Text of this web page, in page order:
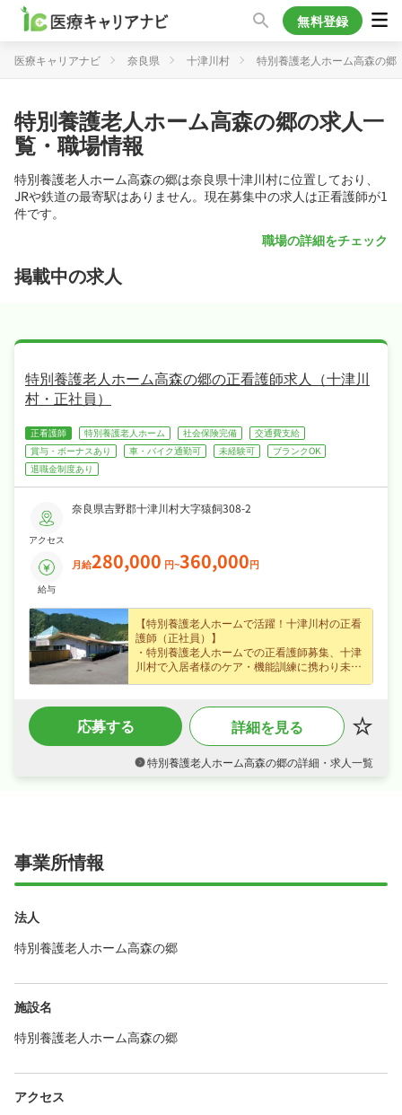
無料登録
医療キャリアナビ 奈良県 十津川村 特別養護老人ホーム高森の郷
特別養護老人ホーム高森の郷の求人一
覧・職場情報
特別養護老人ホーム高森の郷は奈良県十津川村に位置しており、
JRや鉄道の最寄駅はありません。現在募集中の求人は正看護師が1
件です。
職場の詳細をチェック
掲載中の求人
特別養護老人ホーム高森の郷の正看護師求人（十津川
村・正社員）
正看護師 特別養護老人ホーム 社会保険完備
交通費支給
賞与・ボーナスあり
車・バイク通勤可 未経験可
ブランクOK
退職金制度あり
アクセス
奈良県吉野郡十津川村大字猿飼308-2
給与
月給280,000 円~360,000円
【特別養護老人ホームで活躍！十津川村の正看
護師（正社員）】
・特別養護老人ホームでの正看護師募集、十津
川村で入居者様のケア・機能訓練に携わり未経
・正社員募集で月給28〜36万円という好条件、
賞与年2回・昇給ありなど好待遇で、あなたの
経験を正当に評価します☆
大切にしながら働けます☆
応募する 詳細を見る
特別養護老人ホーム高森の郷の詳細・求人一覧
事業所情報
法人
特別養護老人ホーム高森の郷
施設名
特別養護老人ホーム高森の郷
アクセス